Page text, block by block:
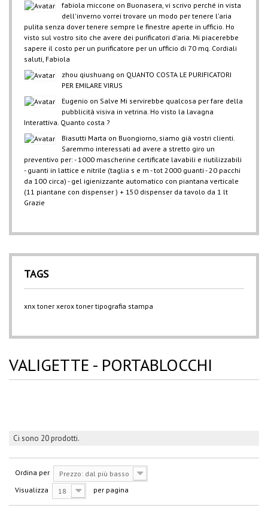
fabiola miccone on Buonasera, vi scrivo perché in vista
dell'inverno vorrei trovare un modo per tenere l'aria
pulita senza dover tenere sempre le finestre aperte in ufficio. Ho
visto sul vostro sito che avere dei purificatori d'aria. Mi piacerebbe
sapere il costo per un purificatore per un ufficio di 70 mq. Cordiali
saluti, Fabiola
zhou qiushuang on QUANTO COSTA LE PURIFICATORI
PER EMILARE VIRUS
Eugenio on Salve Mi servirebbe qualcosa per fare della
pubblicità visiva in vetrina. Ho visto la lavagna
Interattiva. Quanto costa ?
Biasutti Marta on Buongiorno, siamo già vostri clienti.
Saremmo interessati ad avere a stretto giro un
preventivo per: - 1000 mascherine certificate lavabili e riutilizzabili
- guanti in lattice e nitrile (taglia s e m - tot 2000 guanti - 20 pacchi
da 100 circa) - gel igienizzante automatico con piantana verticale
(11 piantane con dispenser ) + 150 dispenser da tavolo da 1 lt
Grazie
TAGS
xnx toner xerox toner tipografia stampa
VALIGETTE - PORTABLOCCHI
Ci sono 20 prodotti.
Ordina per
Prezzo: dal più basso
Visualizza
18 per pagina